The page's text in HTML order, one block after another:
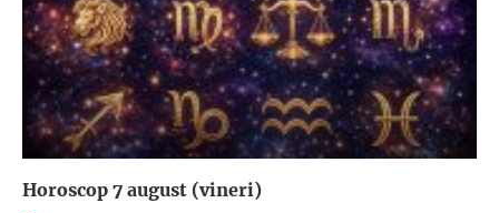
Horoscop 7 august (vineri)